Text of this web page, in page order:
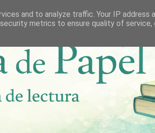
and to analyze traffic. Your IP address
metrics to ensure quality of service,